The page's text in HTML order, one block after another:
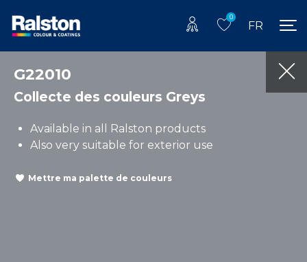
0
FR
G22010
Collecte des couleurs Greys
Available in all Ralston products
Also very suitable for exterior use
Mettre ma palette de couleurs